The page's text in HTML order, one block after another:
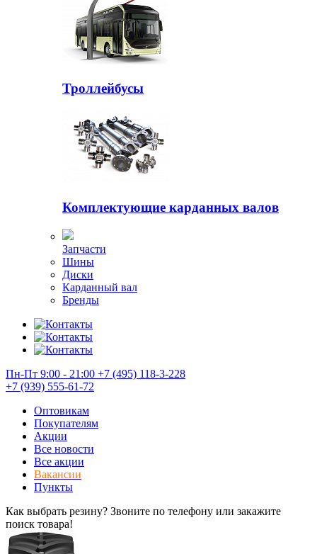
Троллейбусы
Комплектующие карданных валов
Запчасти
Шины
Диски
Карданный вал
Бренды
Пн-Пт 9:00 - 21:00 +7 (495) 118-3-228
+7 (939) 555-61-72
Оптовикам
Покупателям
Акции
Все новости
Все акции
Вакансии
Пункты
Как выбрать резину? Звоните по телефону или закажите
поиск товара!